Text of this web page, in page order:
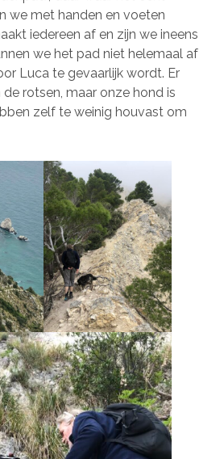
we met handen en voeten
iedereen af en zijn we ineens
we het pad niet helemaal af
Luca te gevaarlijk wordt. Er
rotsen, maar onze hond is
zelf te weinig houvast om